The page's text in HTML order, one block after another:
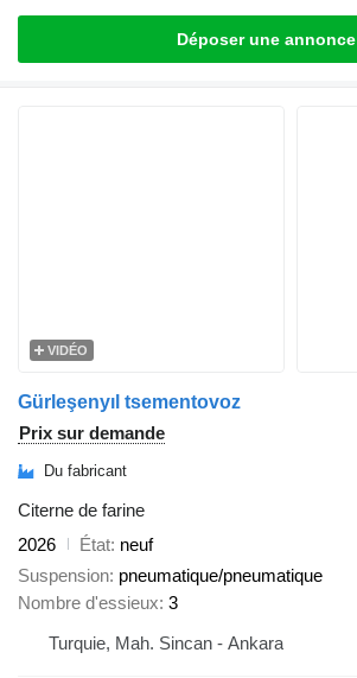
Déposer une annonce
VIDÉO
Gürleşenyıl tsementovoz
Prix sur demande
Du fabricant
Citerne de farine
2026
État neuf
Suspension pneumatique/pneumatique
Nombre d'essieux 3
Turquie, Mah. Sincan - Ankara